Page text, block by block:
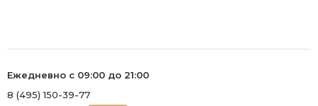
Район
Ежедневно с 09:00 до 21:00
8 (495) 150-39-77